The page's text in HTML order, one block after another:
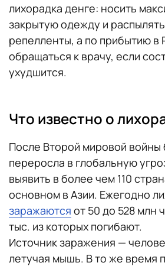
лихорадка денге: носить
закрытую одежду и
репелленты, а по прибытию в
обращаться к врачу, если
ухудшится.
Что известно о
После Второй мировой войны
переросла в глобальную
выявить в более чем 110
основном в Азии. Ежегодно
заражаются от 50 до 528 млн
тыс. из которых погибают.
Источник заражения —
летучая мышь. В то же время